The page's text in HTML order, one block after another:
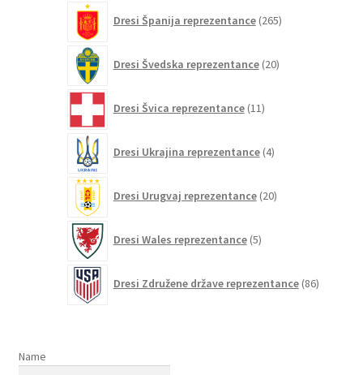
Dresi Španija reprezentance 265izdelkov
Dresi Švedska reprezentance 20izdelkov
Dresi Švica reprezentance 11izdelkov
Dresi Ukrajina reprezentance 4izdelki
Dresi Urugvaj reprezentance 20izdelkov
Dresi Wales reprezentance 5izdelkov
Dresi Združene države reprezentance 86izdelkov
Name